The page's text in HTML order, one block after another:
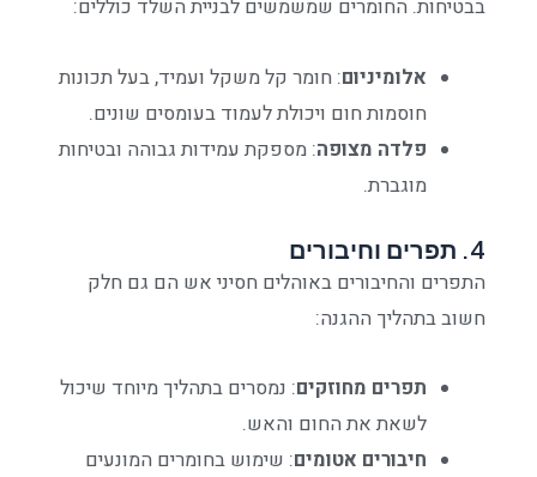
בבטיחות. החומרים שמשמשים לבניית השלד כוללים:
אלומיניום: חומר קל משקל ועמיד, בעל תכונות
חוסמות חום ויכולת לעמוד בעומסים שונים.
פלדה מצופה: מספקת עמידות גבוהה ובטיחות
מוגברת.
4. תפרים וחיבורים
התפרים והחיבורים באוהלים חסיני אש הם גם חלק
חשוב בתהליך ההגנה:
תפרים מחוזקים: נמסרים בתהליך מיוחד שיכול
לשאת את החום והאש.
חיבורים אטומים: שימוש בחומרים המונעים